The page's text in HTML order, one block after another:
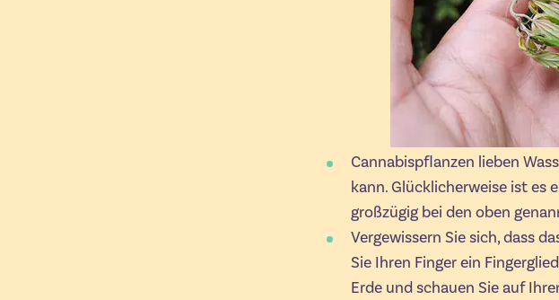
Cannabispflanzen lieben
kann. Glücklicherweise ist es
großzügig bei den oben
Vergewissern Sie sich, dass
Sie Ihren Finger ein
Erde und schauen Sie auf